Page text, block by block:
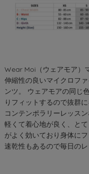
Wear Moi（ウェアモア）
伸縮性の良いマイクロフ
ンツ。 ウェアモアの同じ
りフィットするので抜群
コンテンポラリーレッス
軽くて着心地が良く、と
がよく効いており身体にフ
速乾性もあるので毎日のレ